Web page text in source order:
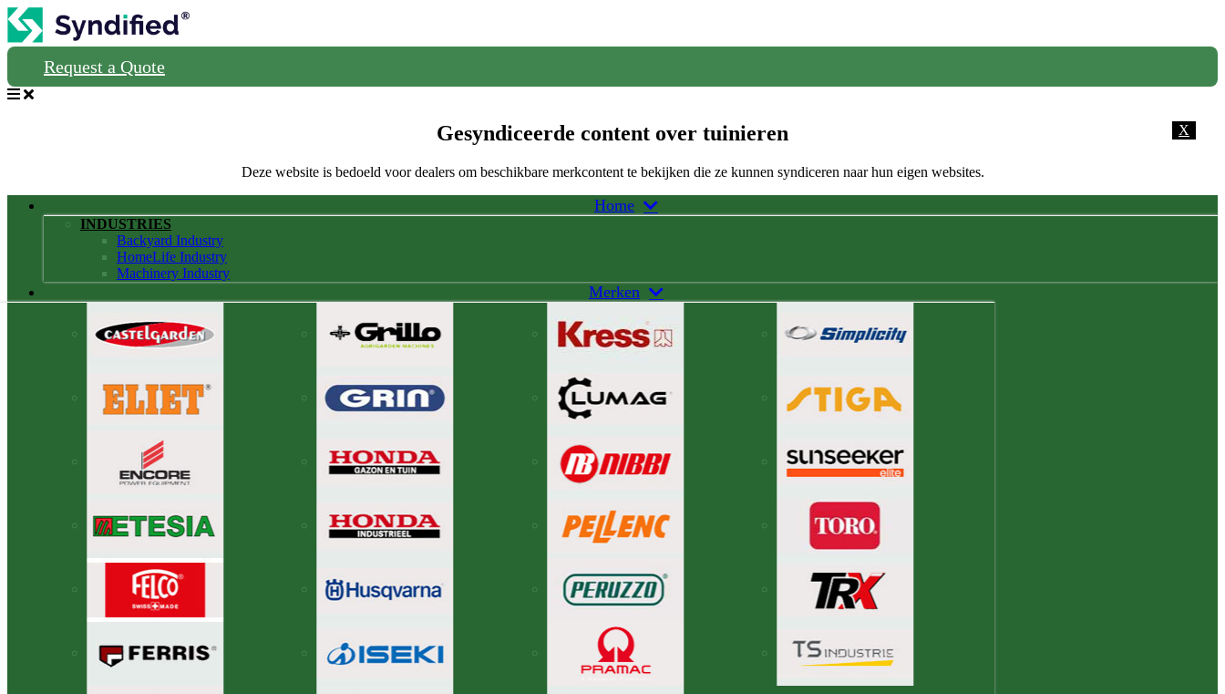
Request a Quote
X
Gesyndiceerde content over tuinieren
Deze website is bedoeld voor dealers om beschikbare merkcontent te bekijken die ze kunnen syndiceren naar hun eigen websites.
Home
INDUSTRIES
Backyard Industry
HomeLife Industry
Machinery Industry
Merken